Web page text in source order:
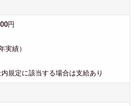
円
実績）
規定に該当する場合は支給あり